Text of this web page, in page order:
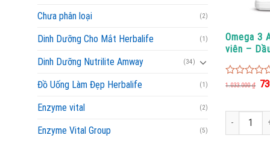
Chưa phân loại (2)
Dinh Dưỡng Cho Mắt Herbalife (1)
Dinh Dưỡng Nutrilite Amway (34)
Đồ Uống Làm Đẹp Herbalife (1)
Enzyme vital (2)
Enzyme Vital Group (5)
Omega 3
viên –
0
5
1.033.000₫ Giá
Omega 3